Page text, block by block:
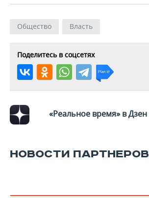
ХОККЕЙ С МЯЧОМ
ПРОИСШЕСТВИЯ
Общество Власть
Поделитесь в соцсетях
«Реальное время» в Дзен
НОВОСТИ ПАРТНЕРОВ